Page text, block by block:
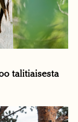
talitiaisesta